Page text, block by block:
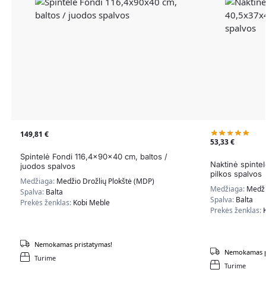
149,81 €
Spintelė Fondi 116,4x90x40 cm, baltos /
juodos spalvos
Medžiaga: Medžio Drožlių Plokštė (MDP)
Spalva: Balta
Prekės ženklas: Kobi Meble
Turime
Nemokamas pristatymas!
53,33€
Naktinė
pilkos spalvos
Medžiaga:
Spalva: Balta
Prekės ženklas:
Turime
Nemokamas